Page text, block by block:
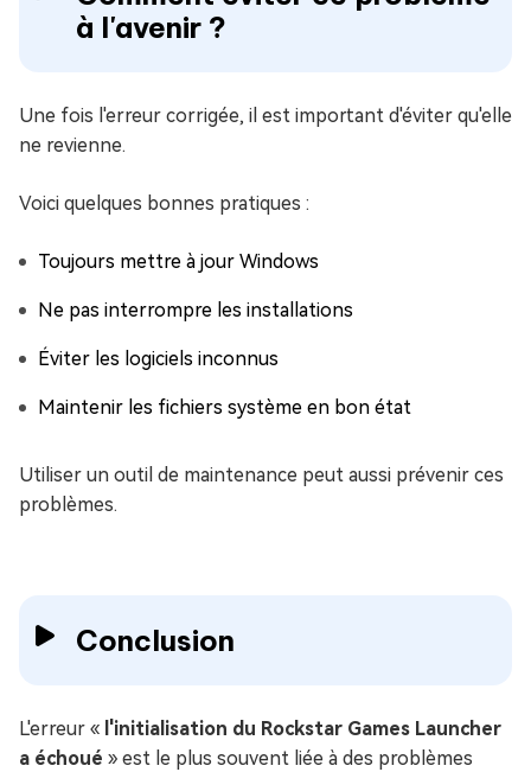
à l'avenir ?
Une fois l'erreur corrigée, il est important d'éviter qu'elle
ne revienne.
Voici quelques bonnes pratiques :
Toujours mettre à jour Windows
Ne pas interrompre les installations
Éviter les logiciels inconnus
Maintenir les fichiers système en bon état
Utiliser un outil de maintenance peut aussi prévenir ces
problèmes.
Conclusion
L'erreur « l'initialisation du Rockstar Games Launcher
a échoué » est le plus souvent liée à des problèmes